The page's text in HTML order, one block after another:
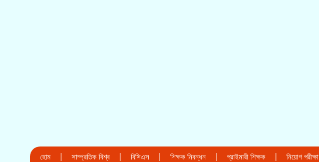
হোম সাম্প্রতিক বিশ্ব বিসিএস শিক্ষক নিবন্ধন প্রাইমারী শিক্ষক নিয়োগ পরীক্ষা